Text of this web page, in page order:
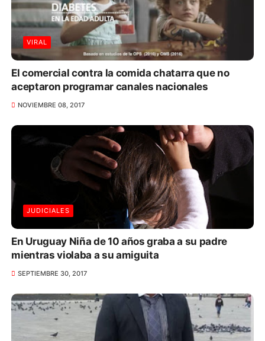
VIRAL
El comercial contra la comida chatarra que no
aceptaron programar canales nacionales
NOVIEMBRE 08, 2017
JUDICIALES
En Uruguay Niña de 10 años graba a su padre
mientras violaba a su amiguita
SEPTIEMBRE 30, 2017